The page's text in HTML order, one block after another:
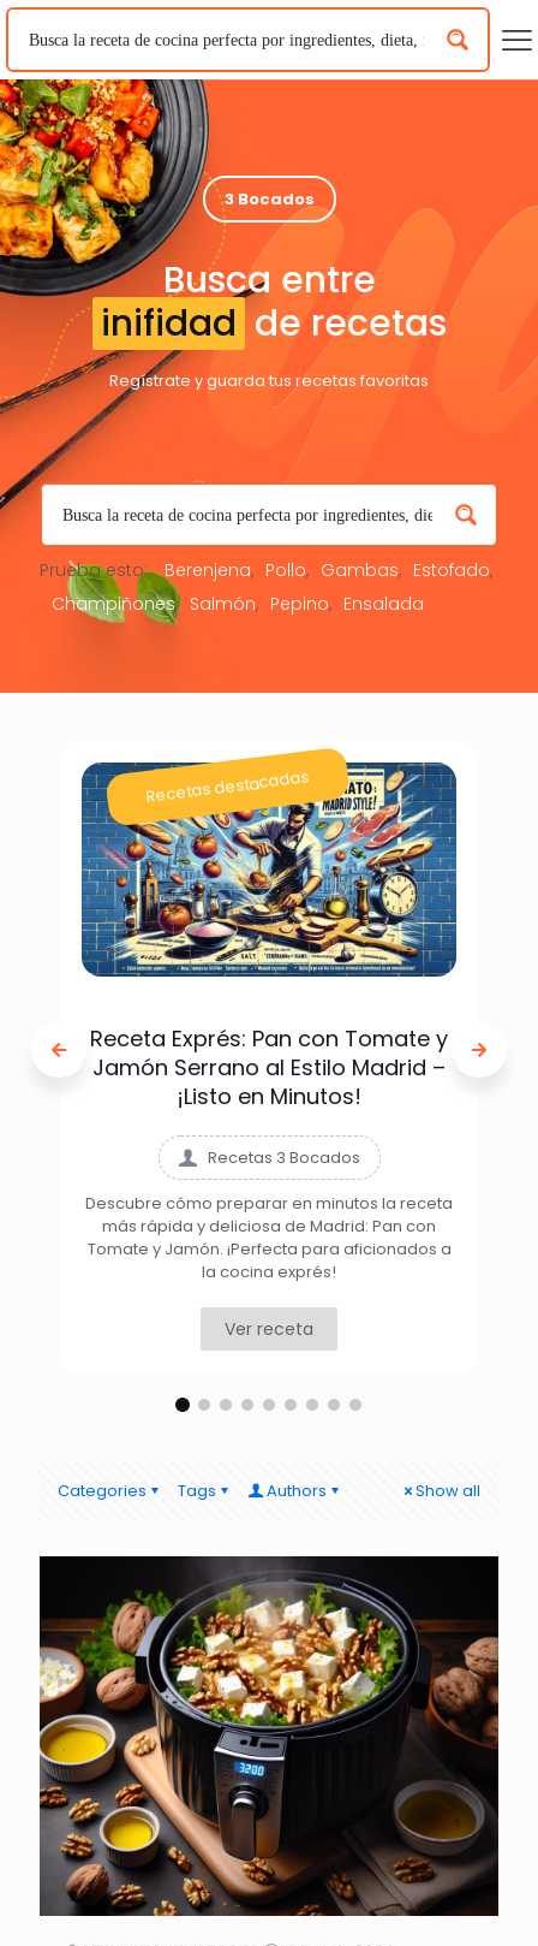
3 Bocados
Busca entre
inifidad de recetas
Regístrate y guarda tus recetas favoritas
Prueba esto: Berenjena Pollo Gambas
Estofado
Champiñones
Salmón Pepino Ensalada
Recetas destacadas
Receta Exprés: Pan con Tomate y
Jamón Serrano al Estilo Madrid –
¡Listo en Minutos!
Recetas 3 Bocados
Descubre cómo preparar en minutos la receta
más rápida y deliciosa de Madrid: Pan con
Tomate y Jamón. ¡Perfecta para aficionados a
la cocina exprés!
Ver receta
Categories Tags Authors Show all